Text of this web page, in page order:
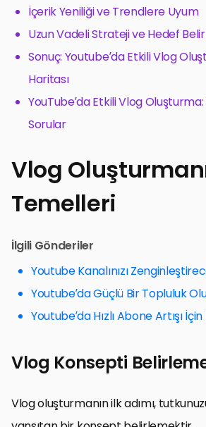
İçerik Yeniliği ve Trendlere Uyum
Uzun Vadeli Strateji ve Hedef
Sonuç: Youtube’da Etkili Vlog
Haritası
YouTube’da Etkili Vlog Oluşturma:
Sorular
Vlog
Temelleri
İlgili Gönderiler
Youtube Kanalınızı
Youtube’da Güçlü Bir Topluluk
Youtube’da Hızlı Abone Artışı
Vlog Konsepti
Vlog oluşturmanın ilk adımı,